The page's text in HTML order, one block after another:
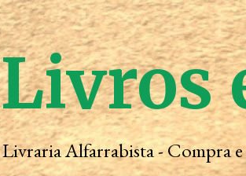
Livros
Livraria Alfarrabista - Compra